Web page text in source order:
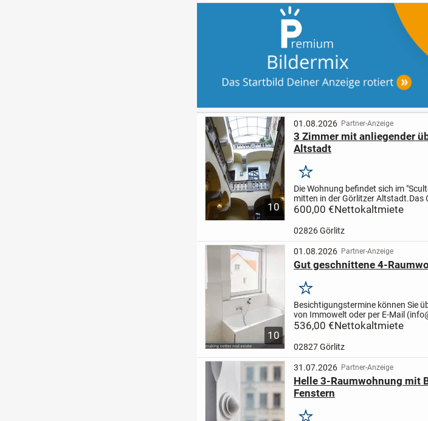
10
01.08.2026 Partner-Anzeige
3 Zimmer mit anliegender
Altstadt
Merken
Die Wohnung befindet sich im
mitten in der Görlitzer Altstadt.Das
Saniert.Aufgearbeitet historische
600,00 €Nettokaltmiete
02826 Görlitz
10
01.08.2026 Partner-Anzeige
Gut geschnittene 4-
Merken
Besichtigungstermine können Sie
von Immowelt oder per E-Mail
uns kurzfristig zurück!Die
536,00 €Nettokaltmiete
02827 Görlitz
31.07.2026 Partner-Anzeige
Helle 3-Raumwohnung mit
Fenstern